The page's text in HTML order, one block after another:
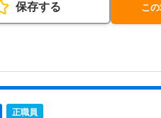
保存する こ
正職員